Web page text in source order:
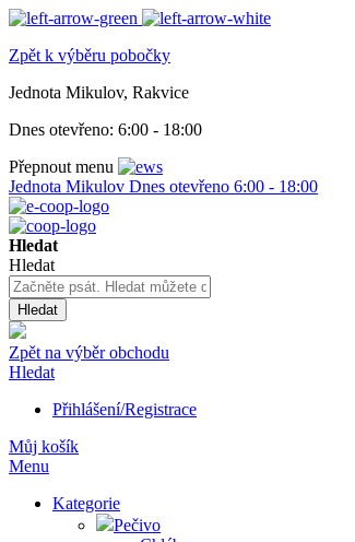
Zpět k výběru pobočky
Jednota Mikulov, Rakvice
Dnes otevřeno: 6:00 - 18:00
Přepnout menu
Jednota Mikulov Dnes otevřeno 6:00 - 18:00
Hledat
Hledat
Hledat
Zpět na výběr obchodu
Hledat
Přihlášení/Registrace
Můj košík
Menu
Kategorie
Pečivo